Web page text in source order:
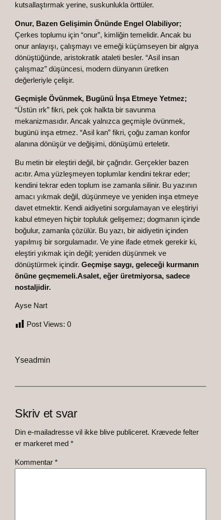
kutsallaştırmak yerine, suskunlukla örttüler.
Onur, Bazen Gelişimin Önünde Engel Olabiliyor;
Çerkes toplumu için “onur”, kimliğin temelidir. Ancak bu
onur anlayışı, çalışmayı ve emeği küçümseyen bir algıya
dönüştüğünde, aristokratik ataleti besler. “Asil insan
çalışmaz” düşüncesi, modern dünyanın üretken
değerleriyle çelişir.
Geçmişle Övünmek, Bugünü İnşa Etmeye Yetmez;
“Üstün ırk” fikri, pek çok halkta bir savunma
mekanizmasıdır. Ancak yalnızca geçmişle övünmek,
bugünü inşa etmez. “Asil kan” fikri, çoğu zaman konfor
alanına dönüşür ve değişimi, dönüşümü erteletir.
Bu metin bir eleştiri değil, bir çağrıdır. Gerçekler bazen
acıtır. Ama yüzleşmeyen toplumlar kendini tekrar eder;
kendini tekrar eden toplum ise zamanla silinir. Bu yazının
amacı yıkmak değil, düşünmeye ve yeniden inşa etmeye
davet etmektir. Kendi aidiyetini sorgulamayan ve eleştiriyi
kabul etmeyen hiçbir topluluk gelişemez; dogmanın içinde
boğulur, zamanla çözülür. Bu yazı, bir aidiyetin içinden
yapılmış bir sorgulamadır. Ve yine ifade etmek gerekir ki,
eleştiri yıkmak için değil; yeniden düşünmek ve
dönüştürmek içindir.Geçmişe saygı, geleceği kurmanın
önüne geçmemeli.Asalet, eğer üretmiyorsa, sadece
nostaljidir.
Ayse Nart
Post Views: 0
Yseadmin
Skriv et svar
Din e-mailadresse vil ikke blive publiceret. Krævede felter
er markeret med*
Kommentar*